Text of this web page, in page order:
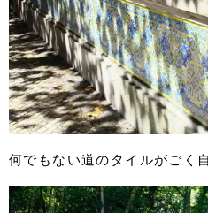
何でもない道のタイルがごく